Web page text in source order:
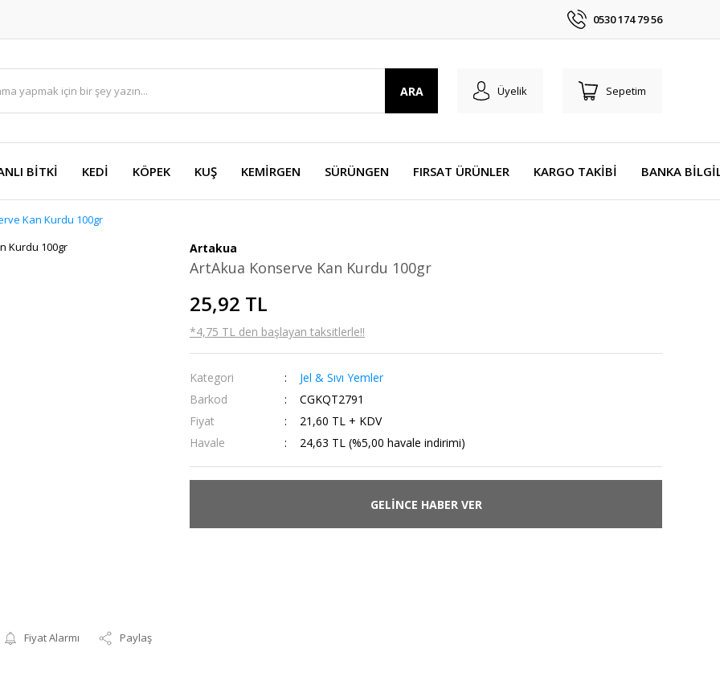
0530 174 79 56
ARA Üyelik Sepetim
BİTKİ KEDİ KÖPEK KUŞ KEMİRGEN SÜRÜNGEN FIRSAT ÜRÜNLER KARGO TAKİBİ BANKA
Kan Kurdu 100gr
Fiyat Alarmı Paylaş
Artakua
ArtAkua Konserve Kan Kurdu 100gr
25,92 TL
*4,75 TL den başlayan taksitlerle!!
Kategori
Jel & Sıvı Yemler
Barkod
CGKQT2791
Fiyat
21,60 TL + KDV
Havale
24,63 TL (%5,00 havale indirimi)
GELİNCE HABER VER